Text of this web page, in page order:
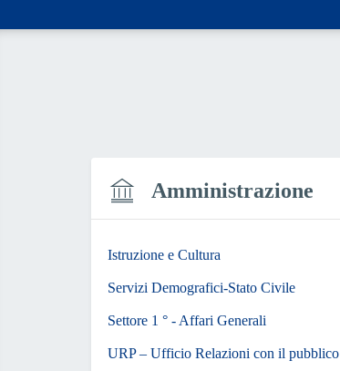
Amministrazione
Istruzione e Cultura
Servizi Demografici-Stato Civile
Settore 1 ° - Affari Generali
URP – Ufficio Relazioni con il pubblico